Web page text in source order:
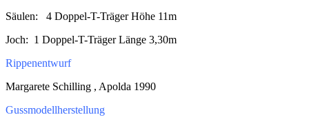
Säulen: 4 Doppel-T-Träger Höhe 11m
Joch: 1 Doppel-T-Träger Länge 3,30m
Rippenentwurf
Margarete Schilling , Apolda 1990
Gussmodellherstellung